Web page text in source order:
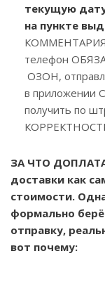
текущую
на пункте
телефон
ОЗОН,
в приложении
получить по
ЗА ЧТО
доставки как
стоимости.
формально
отправку,
вот почему: